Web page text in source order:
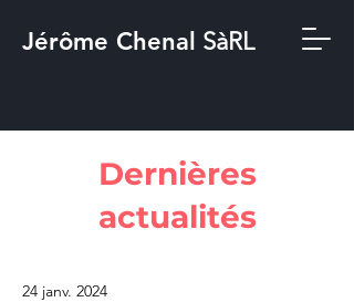
Jérôme Chenal SàRL
Dernières
actualités
24 janv. 2024